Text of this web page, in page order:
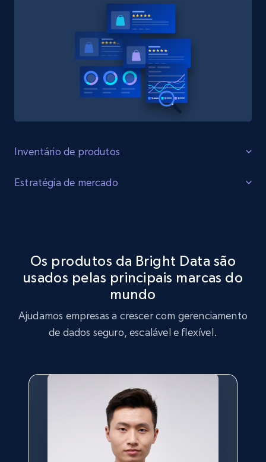
Inventário de produtos
Identificar Lacunas
Comprar agora
Estratégia de mercado
tendências principais e preferências dos clientes.
Os produtos da Bright Data são
usados pelas principais marcas do
mundo
Ajudamos empresas a crescer com gerenciamento
de dados seguro, escalável e flexível.